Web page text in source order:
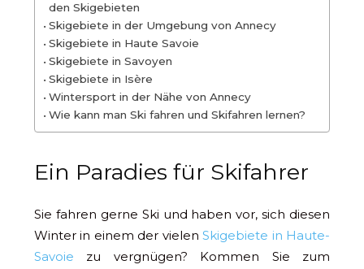
den Skigebieten
Skigebiete in der Umgebung von Annecy
Skigebiete in Haute Savoie
Skigebiete in Savoyen
Skigebiete in Isère
Wintersport in der Nähe von Annecy
Wie kann man Ski fahren und Skifahren lernen?
Ein Paradies für Skifahrer
Sie fahren gerne Ski und haben vor, sich diesen
Winter in einem der vielenSkigebiete in Haute-
Savoie zu vergnügen? Kommen Sie zum